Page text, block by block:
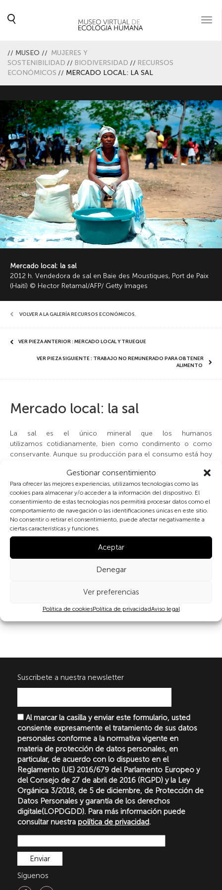
Gestionar consentimiento
Para ofrecer las mejores experiencias, utilizamos tecnologías como las
cookies para almacenar y/o acceder a la información del dispositivo. El
consentimiento de estas tecnologías nos permitirá procesar datos como el
comportamiento de navegación o las identificaciones únicas en este sitio.
No consentir o retirar el consentimiento, puede afectar negativamente a
ciertas características y funciones.
Aceptar
Denegar
Ver preferencias
Política de cookiesPolítica de privacidadAviso legal
// MUSEO // MUJERES Y
SOSTENIBILIDAD // BIODIVERSIDAD // RECURSOS
ECONÓMICOS // MERCADO LOCAL: LA SAL
Mercado local: la sal
2012 h. Vendedora de sal en Baie des Moustiques, Port de Paix
(Haití) © Hector Retamal/AFP/ Getty Images
VOLVER A LA GALERÍA RECURSOS ECONÓMICOS,
VER PIEZA ANTERIOR : MERCADO LOCAL Y TRUEQUE
VER PIEZA SIGUIENTE : TRABAJO NO REMUNERADO PARA OBTENER
ALIMENTO
Mercado local: la sal
La sal es el único mineral que los humanos
utilizamos cotidianamente, bien como condimento o como
conservante. Aunque su producción para el consumo está hoy
Su importancia como conservante la expresa muy bien la
palabrasalario , que indica la cantidad de sal recibida por los
legionarios romanos (y también por otros trabajadores) para
conservar la porción de alimentos que recibían.
Compartir
Suscribete a nuestra newsletter
Al marcar la casilla y enviar este formulario, usted
consiente expresamente el tratamiento de sus datos
personales conforme a la normativa vigente en
materia de protección de datos personales, en
particular, de acuerdo con lo dispuesto en el
Reglamento (UE) 2016/679 del Parlamento Europeo y
del Consejo de 27 de abril de 2016 (RGPD) y la Ley
Orgánica 3/2018, de 5 de diciembre, de Protección de
Datos Personales y garantía de los derechos
digitale(LOPDGDD). Para más información puede
consultar nuestra política de privacidad.
Síguenos